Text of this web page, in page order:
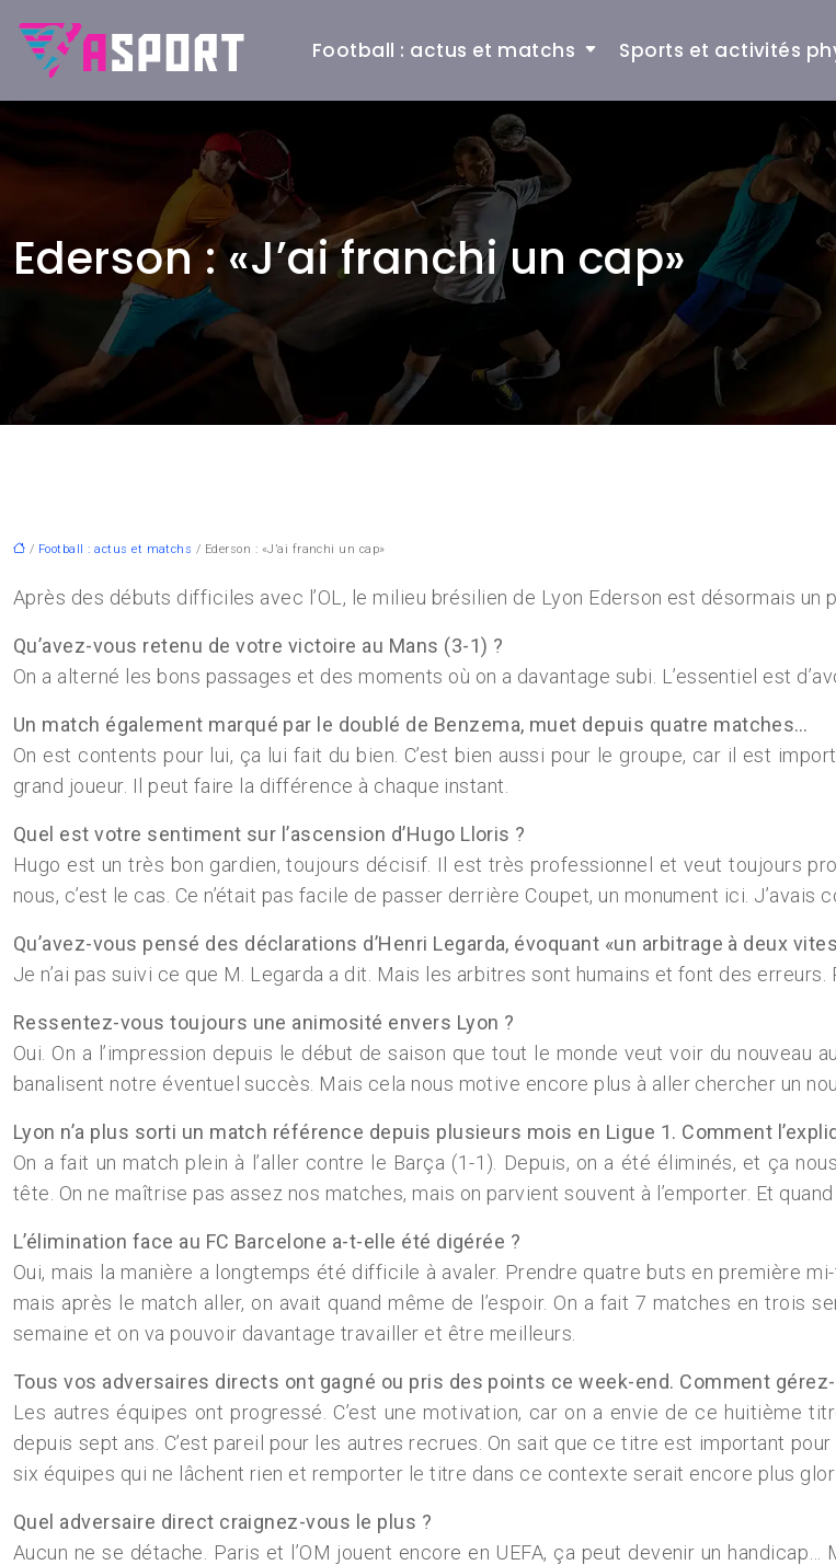
Football : actus et matchs Sports et activités
Ederson : «J’ai franchi un cap»
/ Football : actus et matchs / Ederson : «J’ai franchi un cap»
Après des débuts difficiles avec l’OL, le milieu brésilien de Lyon Ederson est désormais un
Qu’avez-vous retenu de votre victoire au Mans (3-1) ?
On a alterné les bons passages et des moments où on a davantage subi. L’essentiel est
Un match également marqué par le doublé de Benzema, muet depuis quatre matches…
On est contents pour lui, ça lui fait du bien. C’est bien aussi pour le groupe, car il est
grand joueur. Il peut faire la différence à chaque instant.
Quel est votre sentiment sur l’ascension d’Hugo Lloris ?
Hugo est un très bon gardien, toujours décisif. Il est très professionnel et veut toujours
nous, c’est le cas. Ce n’était pas facile de passer derrière Coupet, un monument ici.
Qu’avez-vous pensé des déclarations d’Henri Legarda, évoquant «un arbitrage à deux
Je n’ai pas suivi ce que M. Legarda a dit. Mais les arbitres sont humains et font des erreurs.
Ressentez-vous toujours une animosité envers Lyon ?
Oui. On a l’impression depuis le début de saison que tout le monde veut voir du
banalisent notre éventuel succès. Mais cela nous motive encore plus à aller chercher un
Lyon n’a plus sorti un match référence depuis plusieurs mois en Ligue 1. Comment
On a fait un match plein à l’aller contre le Barça (1-1). Depuis, on a été éliminés, et ça
tête. On ne maîtrise pas assez nos matches, mais on parvient souvent à l’emporter. Et
L’élimination face au FC Barcelone a-t-elle été digérée ?
Oui, mais la manière a longtemps été difficile à avaler. Prendre quatre buts en première
mais après le match aller, on avait quand même de l’espoir. On a fait 7 matches en trois
semaine et on va pouvoir davantage travailler et être meilleurs.
Tous vos adversaires directs ont gagné ou pris des points ce week-end. Comment
Les autres équipes ont progressé. C’est une motivation, car on a envie de ce huitième
depuis sept ans. C’est pareil pour les autres recrues. On sait que ce titre est important
six équipes qui ne lâchent rien et remporter le titre dans ce contexte serait encore plus
Quel adversaire direct craignez-vous le plus ?
Aucun ne se détache. Paris et l’OM jouent encore en UEFA, ça peut devenir un